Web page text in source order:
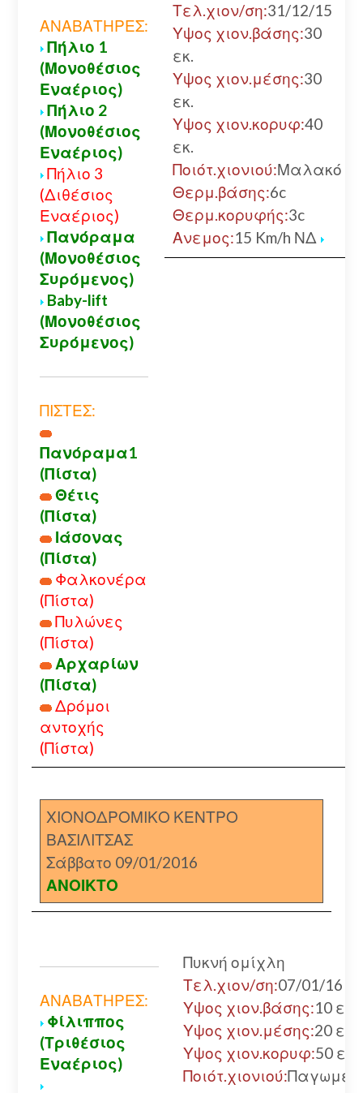
ΑΝΑΒΑΤΗΡΕΣ:
Πήλιο 1
(Μονοθέσιος
Εναέριος)
Πήλιο 2
(Μονοθέσιος
Εναέριος)
Πήλιο 3
(Διθέσιος
Εναέριος)
Πανόραμα
(Μονοθέσιος
Συρόμενος)
Baby-lift
(Μονοθέσιος
Συρόμενος)
ΠΙΣΤΕΣ:
Πανόραμα1
(Πίστα)
Θέτις
(Πίστα)
Ιάσονας
(Πίστα)
Φαλκονέρα
(Πίστα)
Πυλώνες
(Πίστα)
Αρχαρίων
(Πίστα)
Δρόμοι
αντοχής
(Πίστα)
Τελ.χιον/ση:31/12/15
Υψος χιον.βάσης:30
εκ.
Υψος χιον.μέσης:30
εκ.
Υψος χιον.κορυφ:40
εκ.
Ποιότ.χιονιού:Μαλακό
Θερμ.βάσης:6c
Θερμ.κορυφής:3c
Ανεμος:15 Km/h ΝΔ
ΧΙΟΝΟΔΡΟΜΙΚΟ ΚΕΝΤΡΟ
ΒΑΣΙΛΙΤΣΑΣ
Σάββατο 09/01/2016
ΑΝΟΙΚΤΟ
ΑΝΑΒΑΤΗΡΕΣ:
Φίλιππος
(Τριθέσιος
Εναέριος)
Πυκνή ομίχλη
Τελ.χιον/ση:07/01/16
Υψος χιον.βάσης:10 εκ.
Υψος χιον.μέσης:20 εκ.
Υψος χιον.κορυφ:50 εκ.
Ποιότ.χιονιού: